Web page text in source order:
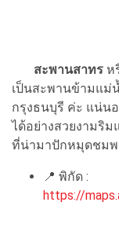
สะพานสาทร ห
เป็นสะพานข้ามแม่
กรุงธนบุรี ค่ะ แน่น
ได้อย่างสวยงามริม
ที่น่ามาปักหมุดชมพ
📍 พิกัด :
https://